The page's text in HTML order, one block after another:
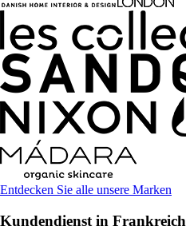
Entdecken Sie alle unsere Marken
Kundendienst in Frankreich